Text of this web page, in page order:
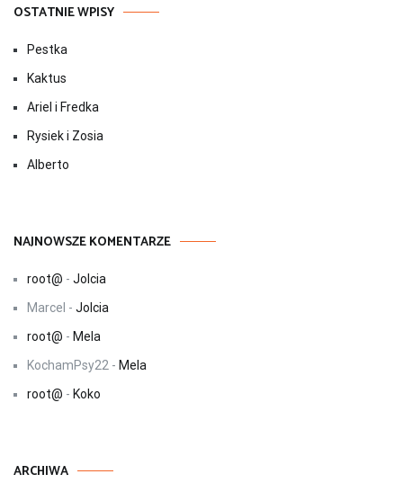
OSTATNIE WPISY
Pestka
Kaktus
Ariel i Fredka
Rysiek i Zosia
Alberto
NAJNOWSZE KOMENTARZE
root@ - Jolcia
Marcel - Jolcia
root@ - Mela
KochamPsy22 - Mela
root@ - Koko
ARCHIWA